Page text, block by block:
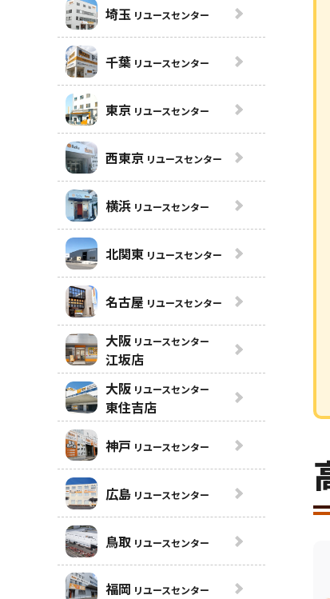
埼玉 リユースセンター
千葉 リユースセンター
東京 リユースセンター
西東京 リユースセンター
横浜 リユースセンター
北関東 リユースセンター
名古屋 リユースセンター
大阪 リユースセンター
江坂店
大阪 リユースセンター
東住吉店
神戸 リユースセンター
広島 リユースセンター
鳥取 リユースセンター
福岡 リユースセンター